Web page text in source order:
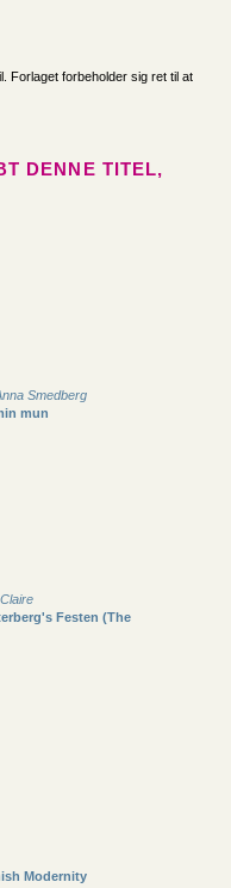
Forlaget forbeholder sig ret til at
DENNE TITEL,
Smedberg
mun
Festen (The
Modernity